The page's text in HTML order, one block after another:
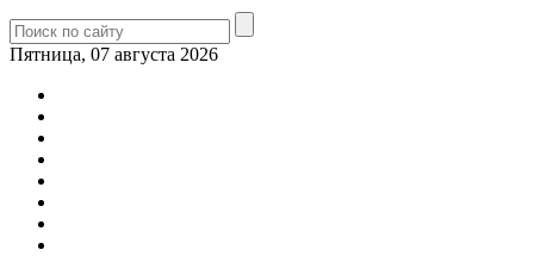
Пятница, 07 августа 2026